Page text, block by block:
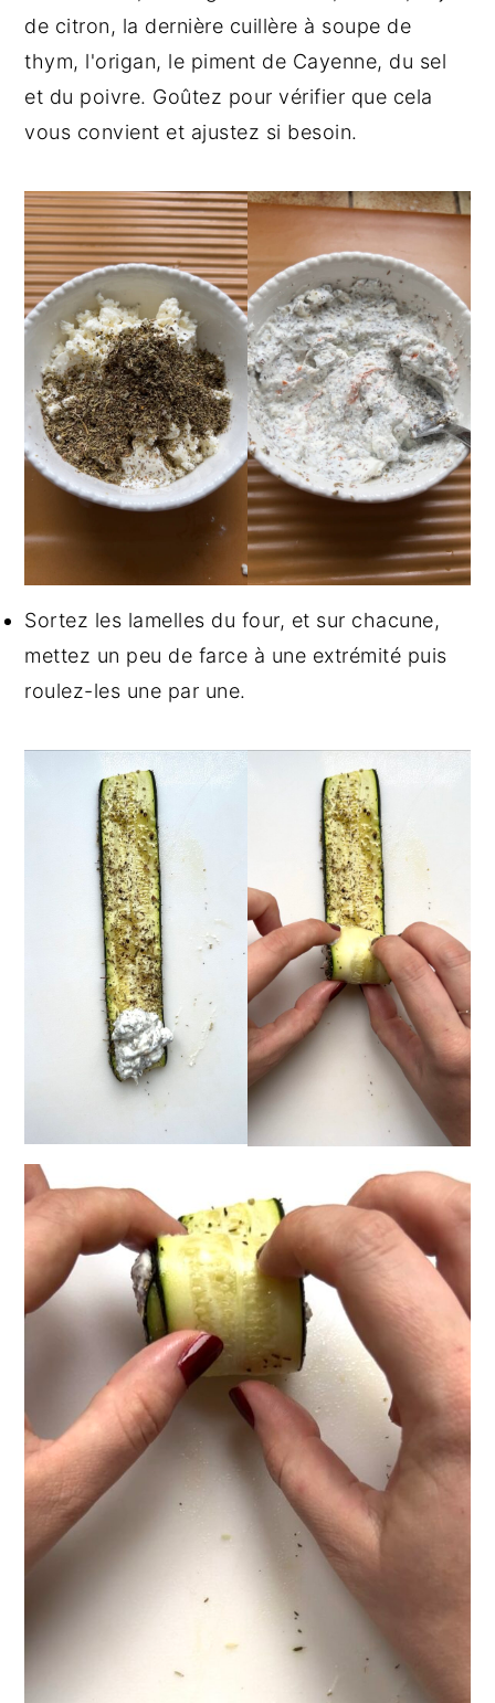
de citron, la dernière cuillère à soupe de
thym, l'origan, le piment de Cayenne, du sel
et du poivre. Goûtez pour vérifier que cela
vous convient et ajustez si besoin.
Sortez les lamelles du four, et sur chacune,
mettez un peu de farce à une extrémité puis
roulez-les une par une.